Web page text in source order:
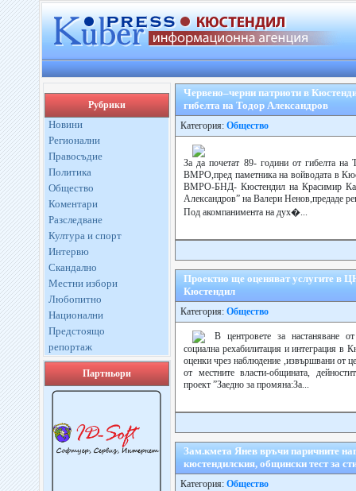
Рубрики
Новини
Регионални
Правосъдие
Политика
Общество
Коментари
Разследване
Култура и спорт
Интервю
Скандално
Местни избори
Любопитно
Национални
Предстоящо
репортаж
Партньори
Червено–черни патриоти в
гибелта на Тодор Александров
Категория: Общество
За да почетат 89- години от гибелта на
ВМРО,пред паметника на войводата в
ВМРО-БНД- Кюстендил на Красимир
Александров” на Валери Ненов,предаде
Под акомпанимента на дух�...
Проектно ще оценяват услугите в
Кюстендил
Категория: Общество
В центровете за настаняване
социална рехабилитация и интеграция в
оценки чрез наблюдение ,извършвани от
от местните власти-общината,
проект ”Заедно за промяна:За...
Зам.кмета Янев връчи паричните
кюстендилския, общински тест за
Категория: Общество